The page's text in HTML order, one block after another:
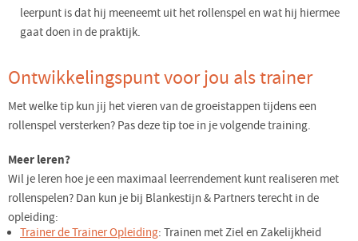
leerpunt is dat hij meeneemt uit het rollenspel en wat hij hiermee
gaat doen in de praktijk.
Ontwikkelingspunt voor jou als trainer
Met welke tip kun jij het vieren van de groeistappen tijdens een
rollenspel versterken? Pas deze tip toe in je volgende training.
Meer leren?
Wil je leren hoe je een maximaal leerrendement kunt realiseren met
rollenspelen? Dan kun je bij Blankestijn & Partners terecht in de
opleiding:
Trainer de Trainer Opleiding: Trainen met Ziel en Zakelijkheid